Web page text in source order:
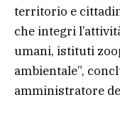
territorio e
che integri
umani, istituti
ambientale”,
amministratore